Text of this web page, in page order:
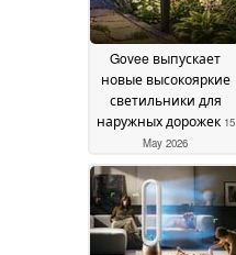
Govee выпускает
новые высокояркие
светильники для
наружных дорожек 15
May 2026